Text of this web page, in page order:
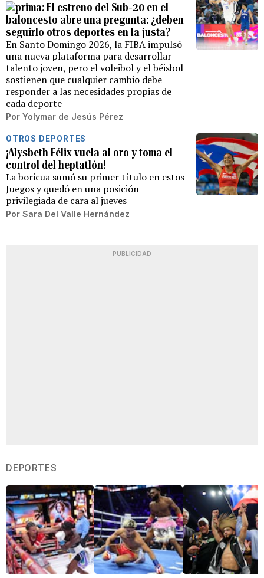
El estreno del Sub-20 en el
baloncesto abre una pregunta: ¿deben
seguirlo otros deportes en la justa?
En Santo Domingo 2026, la FIBA impulsó
una nueva plataforma para desarrollar
talento joven, pero el voleibol y el béisbol
sostienen que cualquier cambio debe
responder a las necesidades propias de
cada deporte
Por Yolymar de Jesús Pérez
OTROS DEPORTES
¡Alysbeth Félix vuela al oro y toma el
control del heptatlón!
La boricua sumó su primer título en estos
Juegos y quedó en una posición
privilegiada de cara al jueves
Por Sara Del Valle Hernández
PUBLICIDAD
DEPORTES